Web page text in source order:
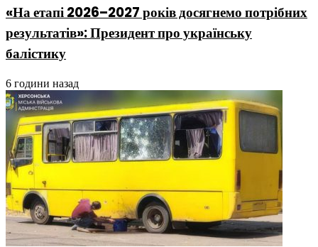
«На етапі 2026–2027 років досягнемо потрібних
результатів»: Президент про українську
балістику
6 години назад